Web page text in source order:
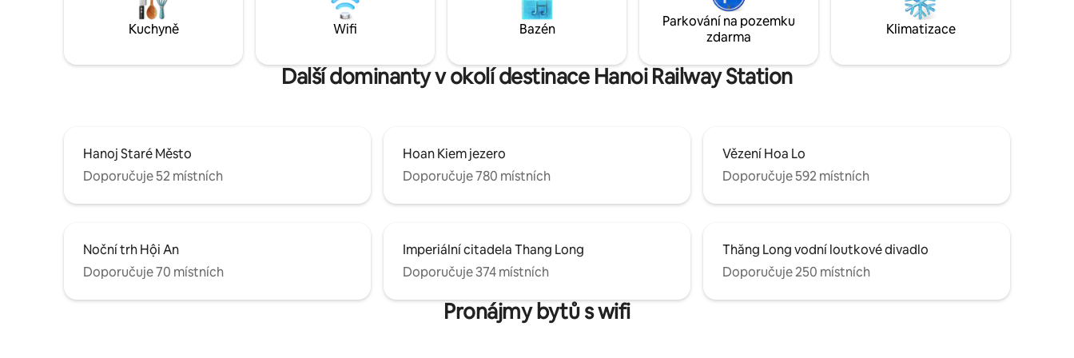
autobus na letiště – Klidné a bezpečné
sousedství – Seznam bezplatných jídel
a doporučení prohlídky – Vyzvednutí na
minut pěšky na noční trh - Restaurace,
banka a kavárna v okolí - SIM karta na
prodej
věznice Hoa Lo 5 minut na místní
vlakovou ulici 15 minut k jezeru Hoan
Kiem
a stabilní LAN (💕 naši digitální nomádi) 🌿
klidná čtvrť přímo v SRDCI Hanoje.
4. patro, musíš jít po schodech
Kuchyně Wifi Bazén
Parkování na pozemku
zdarma
Klimatizace
Další dominanty v okolí destinace Hanoi Railway Station
Hanoj Staré Město
Doporučuje 52 místních
Hoan Kiem jezero
Doporučuje 780 místních
Vězení Hoa Lo
Doporučuje 592 místních
Noční trh Hội An
Doporučuje 70 místních
Imperiální citadela Thang Long
Doporučuje 374 místních
Thăng Long vodní loutkové divadlo
Doporučuje 250 místních
Pronájmy bytů s wifi